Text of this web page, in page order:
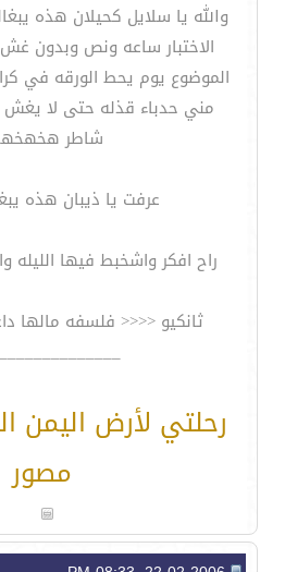
والله يا سلايل كحيلان هذه
الاختبار ساعه ونص وبدون
الموضوع يوم يحط الورقه في
مني حدباء قذله حتى لا
شاطر
عرفت يا ذيبان هذه
راح افكر واشخبط فيها الليله
ثانكيو <<<< فلسفه
رحلتي لأرض اليمن
مصور